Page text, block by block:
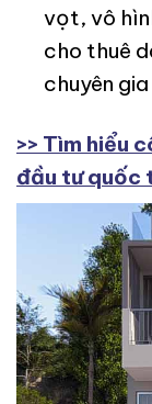
vọt, vô
cho thuê
chuyên
>> Tìm hiểu
đầu tư quốc